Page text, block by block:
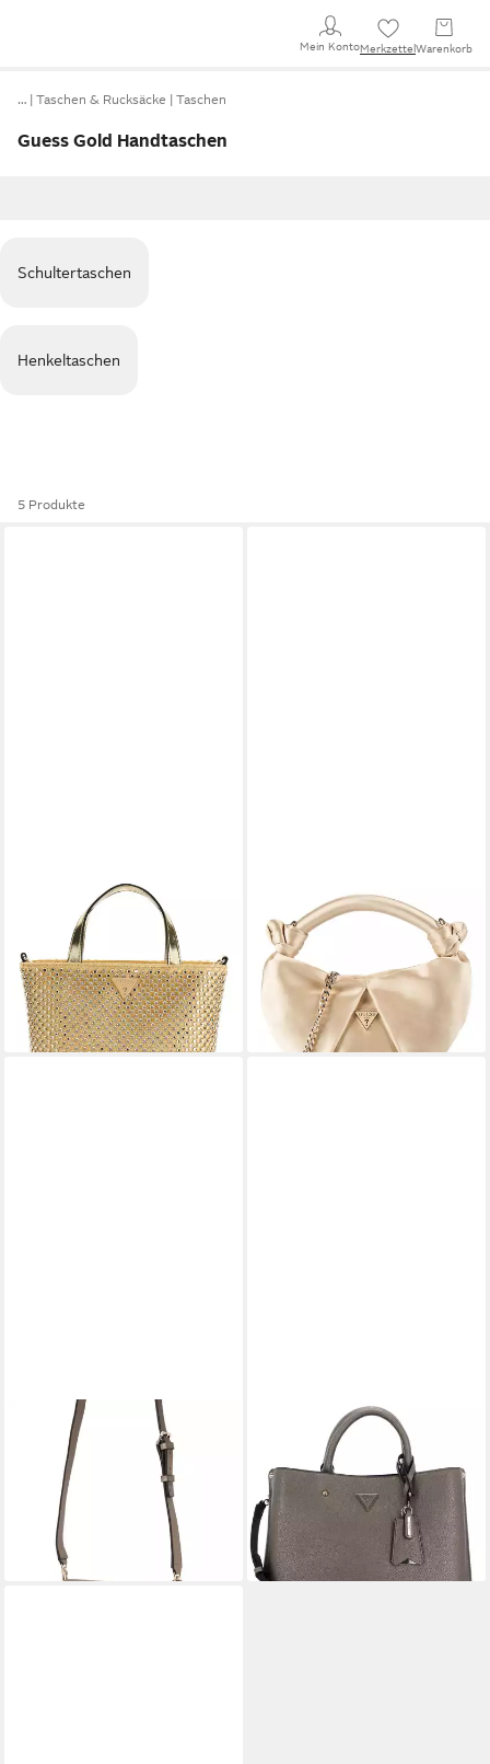
Mein KontoMerkzettel Warenkorb
… Taschen & Rucksäcke Taschen
Guess Gold Handtaschen
Schultertaschen
Henkeltaschen
5 Produkte
Handtasche Mini Tote
113,05 € UVP
-16%
lieferbar - in 2-3 Werktagen bei dir
Henkeltasche Joy, Polyester
98,26 €
-21%
lieferbar - in 2-3 Werktagen bei dir
Handtasche Meridian (1-tlg)
87,50 €
lieferbar - in 2-3 Werktagen bei dir
Handtasche Meridian (Set, 2-
tlg)
119,90 € UVP140,00 €
-14%
lieferbar - in 2-3 Werktagen bei dir